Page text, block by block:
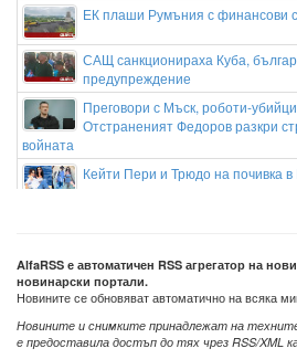
ЕК плаши Румъния с финансови
САЩ санкционираха Куба,
предупреждение
Преговори с Мъск, роботи-
Отстраненият Федоров разкри
войната
Кейти Пери и Трюдо на почивка
Зендая и Том Холанд
церемония в Англия
AlfaRSS е автоматичен RSS агрегатор на
новинарски портали.
Новините се обновяват автоматично на всяка
Новините и снимките принадлежат на
е предоставила достъп до тях чрез RSS/XML